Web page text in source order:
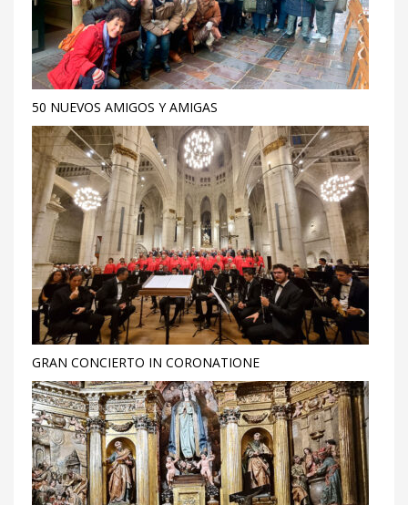
50 NUEVOS AMIGOS Y AMIGAS
GRAN CONCIERTO IN CORONATIONE